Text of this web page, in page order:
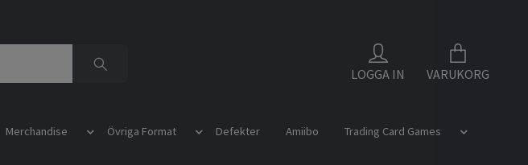
LOGGA IN VARUKORG
Merchandise Övriga Format Defekter Amiibo
Trading Card Games